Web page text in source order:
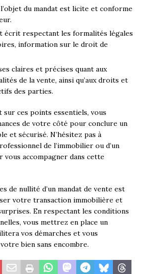
du mandat est licite et conforme
écrit respectant les formalités légales
information sur le droit de
claires et précises quant aux
de la vente, ainsi qu’aux droits et
des parties.
sur ces points essentiels, vous
de votre côté pour conclure un
et sécurisé. N’hésitez pas à
de l’immobilier ou d’un
vous accompagner dans cette
de nullité d’un mandat de vente est
votre transaction immobilière et
En respectant les conditions
vous mettrez en place un
vos démarches et vous
bien sans encombre.